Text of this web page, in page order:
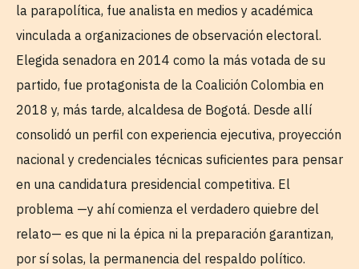
la parapolítica, fue analista en medios y académica
vinculada a organizaciones de observación electoral.
Elegida senadora en 2014 como la más votada de su
partido, fue protagonista de la Coalición Colombia en
2018 y, más tarde, alcaldesa de Bogotá. Desde allí
consolidó un perfil con experiencia ejecutiva, proyección
nacional y credenciales técnicas suficientes para pensar
en una candidatura presidencial competitiva. El
problema —y ahí comienza el verdadero quiebre del
relato— es que ni la épica ni la preparación garantizan,
por sí solas, la permanencia del respaldo político.